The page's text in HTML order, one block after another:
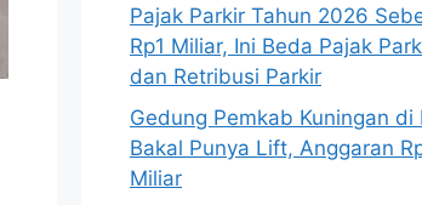
Pajak Parkir Tahun 2026
Rp1 Miliar, Ini Beda Pajak
dan Retribusi Parkir
Gedung Pemkab Kuningan di
Bakal Punya Lift, Anggaran
Miliar